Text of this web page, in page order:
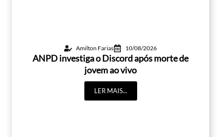
Amilton Farias 10/08/2026
ANPD investiga o Discord após morte de
jovem ao vivo
LER MAIS...